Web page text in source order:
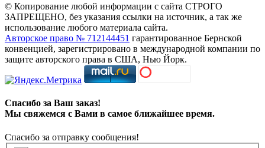
© Копирование любой информации с сайта СТРОГО
ЗАПРЕЩЕНО, без указания ссылки на источник, а так же
использование любого материала сайта.
Авторское право № 712144451 гарантированное Бернской
конвенцией, зарегистрировано в международной компании по
защите авторского права в США, Нью Йорк.
Спасибо за Ваш заказ!
Мы свяжемся с Вами в самое ближайшее время.
Спасибо за отправку сообщения!